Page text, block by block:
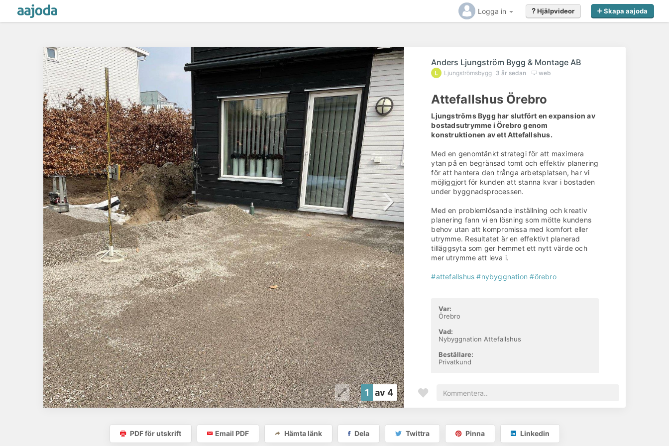
Logga in Skapa aajoda
Hjälpvideor
1 av 4
Anders Ljungström Bygg & Montage AB
Ljungströmsbygg 3 år sedan web
Attefallshus Örebro
Ljungströms Bygg har slutfört en expansion av
bostadsutrymme i Örebro genom
konstruktionen av ett Attefallshus.
Med en genomtänkt strategi för att maximera
ytan på en begränsad tomt och effektiv planering
för att hantera den trånga arbetsplatsen, har vi
möjliggjort för kunden att stanna kvar i bostaden
under byggnadsprocessen.
Med en problemlösande inställning och kreativ
planering fann vi en lösning som mötte kundens
behov utan att kompromissa med komfort eller
utrymme. Resultatet är en effektivt planerad
tilläggsyta som ger hemmet ett nytt värde och
mer utrymme att leva i.
#attefallshus #nybyggnation #örebro
Var:
Örebro
Vad:
Nybyggnation Attefallshus
Beställare:
Privatkund
PDF för utskrift Email PDF Hämta länk Dela Twittra Pinna Linkedin